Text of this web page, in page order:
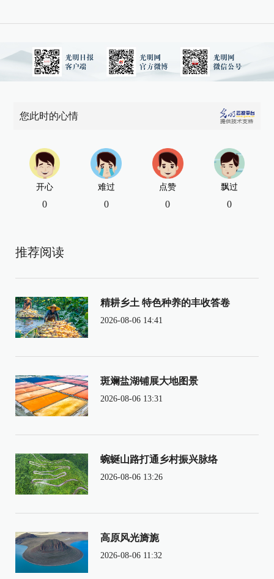
您此时的心情
开心
0
难过
0
点赞
0
飘过
0
推荐阅读
精耕乡土 特色种养的丰收答卷
2026-08-06 14:41
斑斓盐湖铺展大地图景
2026-08-06 13:31
蜿蜒山路打通乡村振兴脉络
2026-08-06 13:26
高原风光旖旎
2026-08-06 11:32